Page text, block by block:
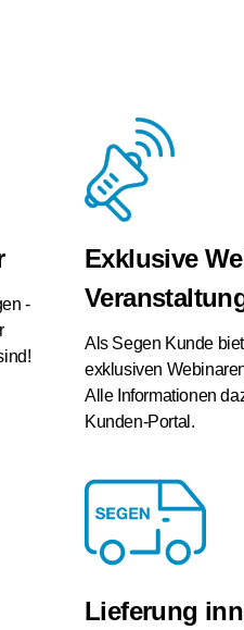
-
Exklusive
Als Segen Kunde
exklusiven
Alle Informationen
Kunden-Portal.
Lieferung